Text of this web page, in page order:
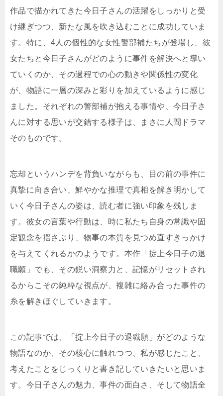
作品で描かれてきた今日子さんの活躍をしっかりと受
け継ぎつつ、新たな風を吹き込むことに成功していま
す。特に、4人の個性的な女性警部補たちが登場し、彼
女たちと今日子さんがどのように事件を解決へと導い
ていくのか、その過程での心の動きや関係性の変化
が、物語に一層の深みと彩りを加えているように感じ
ました。それぞれの警部補が抱える事情や、今日子さ
んに対する思いが交錯する様子は、まさに人間ドラマ
そのものです。
忘却というハンデを背負いながらも、目の前の事件に
真摯に向き合い、鮮やかな推理で真相を解き明かして
いく今日子さんの姿は、読む者に強い印象を残しま
す。彼女の言葉や行動は、時に私たち自身の常識や固
定観念を揺さぶり、物事の本質を見つめ直すきっかけ
を与えてくれるかのようです。本作「掟上今日子の退
職願」でも、その鋭い洞察力と、記憶がリセットされ
るからこその純粋な視点が、複雑に絡み合った事件の
糸を解きほぐしていきます。
この記事では、「掟上今日子の退職願」がどのような
物語なのか、その核心に触れつつ、私が感じたこと、
考えたことをじっくりと書き記していきたいと思いま
す。今日子さんの魅力、事件の面白さ、そして物語全